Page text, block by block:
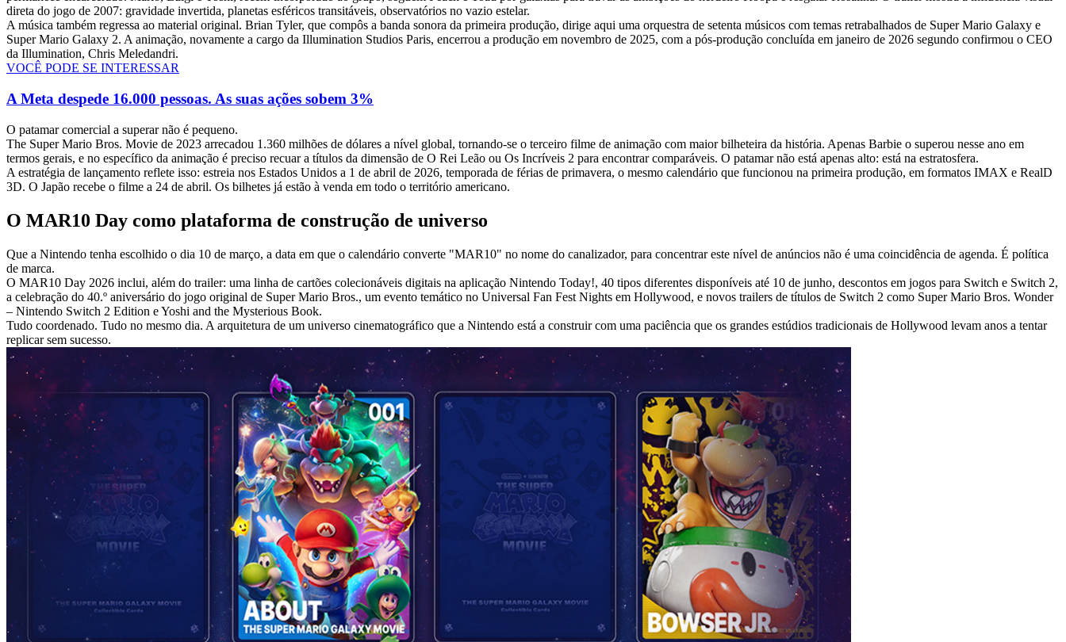
direta do jogo de 2007: gravidade invertida, planetas esféricos transitáveis, observatórios no vazio estelar.
A música também regressa ao material original. Brian Tyler, que compôs a banda sonora da primeira produção, dirige aqui uma orquestra de setenta músicos com temas retrabalhados de Super Mario Galaxy e
Super Mario Galaxy 2. A animação, novamente a cargo da Illumination Studios Paris, encerrou a produção em novembro de 2025, com a pós-produção concluída em janeiro de 2026 segundo confirmou o CEO
da Illumination, Chris Meledandri.
VOCÊ PODE SE INTERESSAR
A Meta despede 16.000 pessoas. As suas ações sobem 3%
O patamar comercial a superar não é pequeno.
The Super Mario Bros. Movie de 2023 arrecadou 1.360 milhões de dólares a nível global, tornando-se o terceiro filme de animação com maior bilheteira da história. Apenas Barbie o superou nesse ano em
termos gerais, e no específico da animação é preciso recuar a títulos da dimensão de O Rei Leão ou Os Incríveis 2 para encontrar comparáveis. O patamar não está apenas alto: está na estratosfera.
A estratégia de lançamento reflete isso: estreia nos Estados Unidos a 1 de abril de 2026, temporada de férias de primavera, o mesmo calendário que funcionou na primeira produção, em formatos IMAX e RealD
3D. O Japão recebe o filme a 24 de abril. Os bilhetes já estão à venda em todo o território americano.
O MAR10 Day como plataforma de construção de universo
Que a Nintendo tenha escolhido o dia 10 de março, a data em que o calendário converte "MAR10" no nome do canalizador, para concentrar este nível de anúncios não é uma coincidência de agenda. É política
de marca.
O MAR10 Day 2026 inclui, além do trailer: uma linha de cartões colecionáveis digitais na aplicação Nintendo Today!, 40 tipos diferentes disponíveis até 10 de junho, descontos em jogos para Switch e Switch 2,
a celebração do 40.º aniversário do jogo original de Super Mario Bros., um evento temático no Universal Fan Fest Nights em Hollywood, e novos trailers de títulos de Switch 2 como Super Mario Bros. Wonder
– Nintendo Switch 2 Edition e Yoshi and the Mysterious Book.
Tudo coordenado. Tudo no mesmo dia. A arquitetura de um universo cinematográfico que a Nintendo está a construir com uma paciência que os grandes estúdios tradicionais de Hollywood levam anos a tentar
replicar sem sucesso.